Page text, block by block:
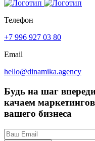
Телефон
+7 996 927 03 80
Email
hello@dinamika.agency
Будь на шаг
качаем
вашего бизнеса